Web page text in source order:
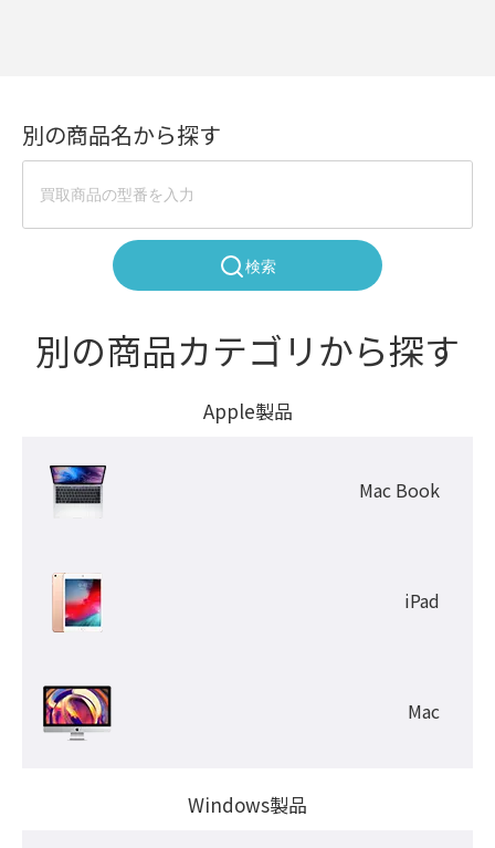
別の商品名から探す
検索
別の商品カテゴリから探す
Apple製品
Mac Book
iPad
Mac
Windows製品